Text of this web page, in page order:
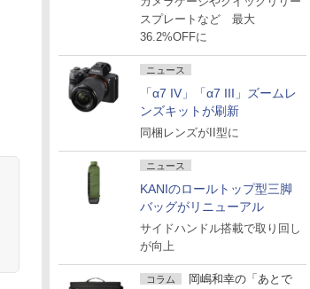
スプレートなど 最大
36.2%OFFに
ニュース
「α7 IV」「α7 III」ズームレ
ンズキットが刷新
同梱レンズがII型に
ニュース
KANIのロールトップ型三脚
バッグがリニューアル
サイドハンドル搭載で取り回し
が向上
コラム
岡嶋和幸の「あとで